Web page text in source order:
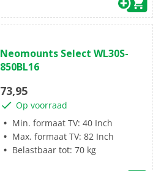
van
de
sterren.
Neomounts Select WL30S-
850BL16
73,95
Op voorraad
Min. formaat TV: 40 Inch
Max. formaat TV: 82 Inch
Belastbaar tot: 70 kg